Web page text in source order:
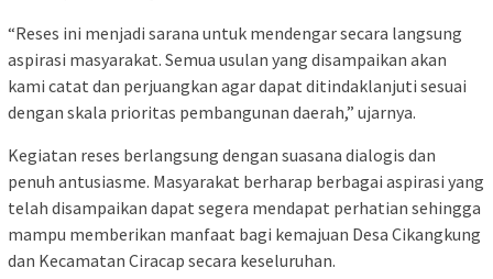
“Reses ini menjadi sarana untuk mendengar secara langsung
aspirasi masyarakat. Semua usulan yang disampaikan akan
kami catat dan perjuangkan agar dapat ditindaklanjuti sesuai
dengan skala prioritas pembangunan daerah,” ujarnya.
Kegiatan reses berlangsung dengan suasana dialogis dan
penuh antusiasme. Masyarakat berharap berbagai aspirasi yang
telah disampaikan dapat segera mendapat perhatian sehingga
mampu memberikan manfaat bagi kemajuan Desa Cikangkung
dan Kecamatan Ciracap secara keseluruhan.